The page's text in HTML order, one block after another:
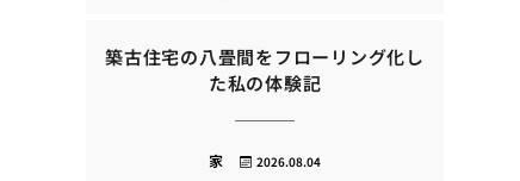
築古住宅の八畳間をフローリング化し
た私の体験記
2026.08.04
家